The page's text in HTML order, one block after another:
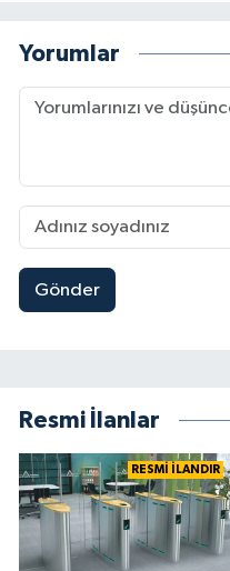
Yorumlar
Gönder
Resmi İlanlar
RESMİ İLANDIR